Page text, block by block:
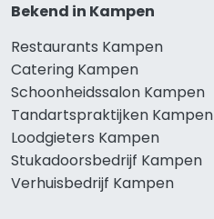
Bekend in Kampen
Restaurants Kampen
Catering Kampen
Schoonheidssalon Kampen
Tandartspraktijken Kampen
Loodgieters Kampen
Stukadoorsbedrijf Kampen
Verhuisbedrijf Kampen